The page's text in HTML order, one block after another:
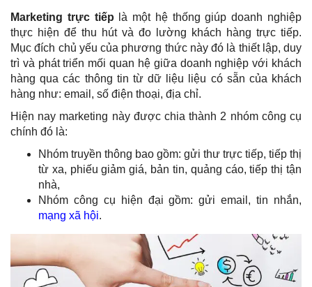
Marketing trực tiếp là một hệ thống giúp doanh nghiệp
thực hiện để thu hút và đo lường khách hàng trực tiếp.
Mục đích chủ yếu của phương thức này đó là thiết lập, duy
trì và phát triển mối quan hệ giữa doanh nghiệp với khách
hàng qua các thông tin từ dữ liệu liệu có sẵn của khách
hàng như: email, số điện thoại, địa chỉ.
Hiện nay marketing này được chia thành 2 nhóm công cụ
chính đó là:
Nhóm truyền thông bao gồm: gửi thư trực tiếp, tiếp thị
từ xa, phiếu giảm giá, bản tin, quảng cáo, tiếp thị tận
nhà,
Nhóm công cụ hiện đại gồm: gửi email, tin nhắn,
mạng xã hội.